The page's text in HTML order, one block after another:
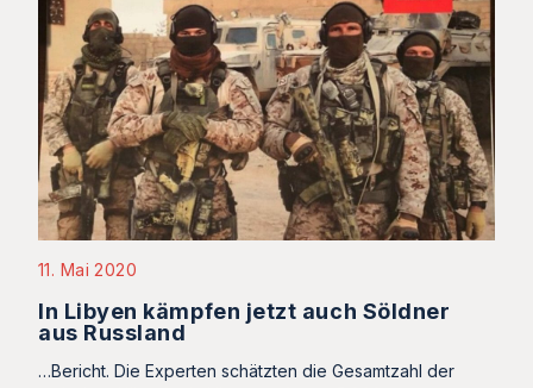
11. Mai 2020
In Libyen kämpfen jetzt auch Söldner
aus Russland
…Bericht. Die Experten schätzten die Gesamtzahl der